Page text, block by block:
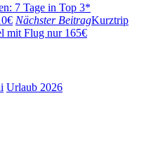
7 Tage in Top 3*
Nächster BeitragKurztrip
mit Flug nur 165€
Urlaub 2026